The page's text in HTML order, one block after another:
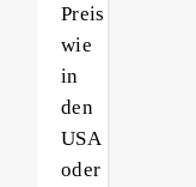
Preis
wie
in
den
USA
oder